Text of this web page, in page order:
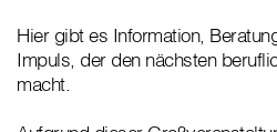
Hier gibt es Information,
Impuls, der den nächsten
macht.